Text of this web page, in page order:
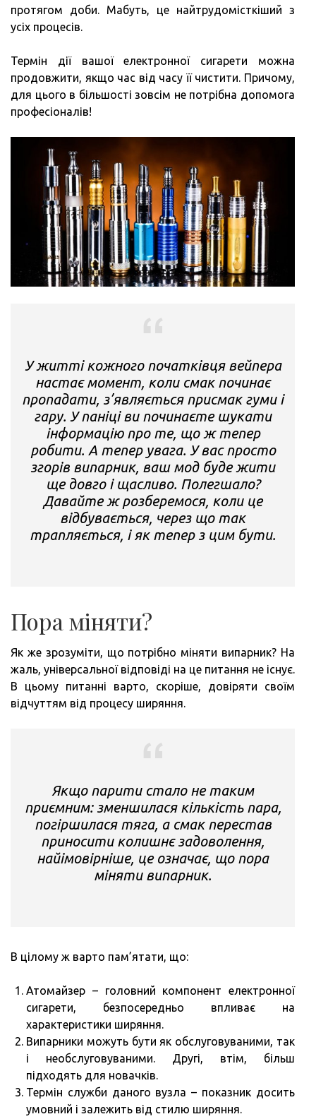
протягом доби. Мабуть, це найтрудомісткіший з
усіх процесів.
Термін дії вашої електронної сигарети можна
продовжити, якщо час від часу її чистити. Причому,
для цього в більшості зовсім не потрібна допомога
професіоналів!
У житті кожного початківця вейпера
настає момент, коли смак починає
пропадати, з’являється присмак гуми і
гару. У паніці ви починаєте шукати
інформацію про те, що ж тепер
робити. А тепер увага. У вас просто
згорів випарник, ваш мод буде жити
ще довго і щасливо. Полегшало?
Давайте ж розберемося, коли це
відбувається, через що так
трапляється, і як тепер з цим бути.
Пора міняти?
Як же зрозуміти, що потрібно міняти випарник? На
жаль, універсальної відповіді на це питання не існує.
В цьому питанні варто, скоріше, довіряти своїм
відчуттям від процесу ширяння.
Якщо парити стало не таким
приємним: зменшилася кількість пара,
погіршилася тяга, а смак перестав
приносити колишнє задоволення,
найімовірніше, це означає, що пора
міняти випарник.
В цілому ж варто пам’ятати, що:
Атомайзер – головний компонент електронної
сигарети, безпосередньо впливає на
характеристики ширяння.
Випарники можуть бути як обслуговуваними, так
і необслуговуваними. Другі, втім, більш
підходять для новачків.
Термін служби даного вузла – показник досить
умовний і залежить від стилю ширяння.